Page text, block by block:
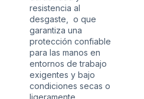
resistencia al
desgaste, o que
garantiza una
protección confiable
para las manos en
entornos de trabajo
exigentes y bajo
condiciones secas o
ligeramente